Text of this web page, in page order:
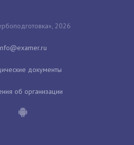
2026
документы
об организации